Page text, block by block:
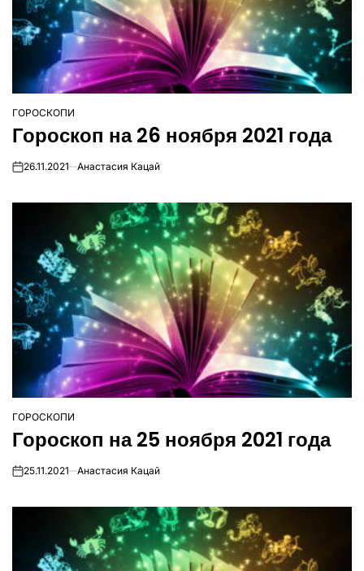
ОПУБЛІКУВАТИ
У
ГОРОСКОПИ
Гороскоп на 26 ноября 2021 года
on26.11.2021 Анастасия Кацай
ОПУБЛІКУВАТИ
У
ГОРОСКОПИ
Гороскоп на 25 ноября 2021 года
on25.11.2021 Анастасия Кацай